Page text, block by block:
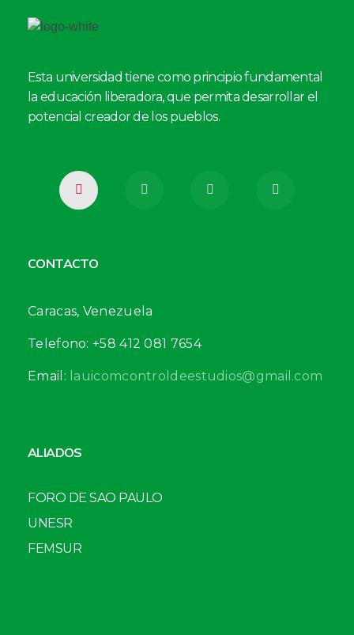
Esta universidad tiene como principio fundamental
la educación liberadora, que permita desarrollar el
potencial creador de los pueblos.
CONTACTO
Caracas, Venezuela
Telefono: +58 412 081 7654
Email: lauicomcontroldeestudios@gmail.com
ALIADOS
FORO DE SAO PAULO
UNESR
FEMSUR